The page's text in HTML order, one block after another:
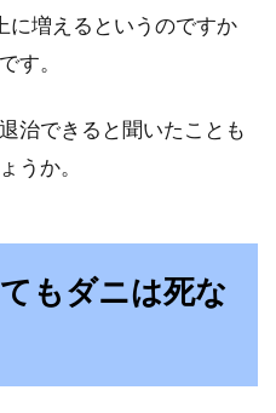
ー、ベッドパッド、敷き
ている人もとても多いですよね。
に増えるというのですか
す。
治できると聞いたことも
うか。
もダニは死な